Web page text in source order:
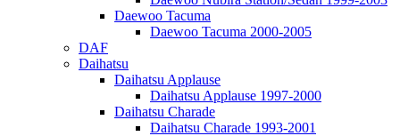
Daewoo Tacuma
Daewoo Tacuma 2000-2005
DAF
Daihatsu
Daihatsu Applause
Daihatsu Applause 1997-2000
Daihatsu Charade
Daihatsu Charade 1993-2001